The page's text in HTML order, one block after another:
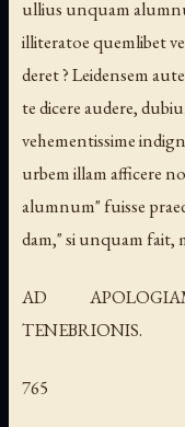
ullius unquam
illiteratoe quemlibet
deret ? Leidensem
te dicere audere,
vehementissime
urbem illam afficere
alumnum" fuisse
dam," si unquam
AD
TENEBRIONIS.
765